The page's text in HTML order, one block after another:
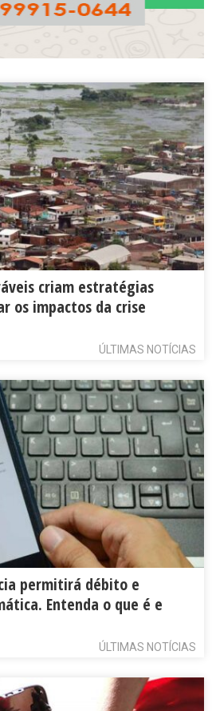
criam estratégias
os impactos da crise
ÚLTIMAS NOTÍCIAS
permitirá débito e
Entenda o que é e
ÚLTIMAS NOTÍCIAS